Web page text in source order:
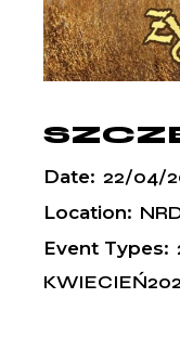
Date: 22/04/
Location:
Event Types: